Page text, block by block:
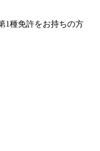
1種免許をお持ちの方